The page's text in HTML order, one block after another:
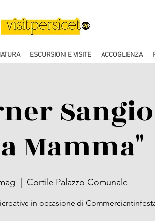
ESCURSIONI E VISITE ACCOGLIENZA
Mamma"
Cortile Palazzo Comunale
in occasione di